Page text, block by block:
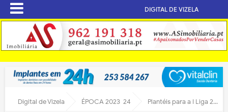
DIGITAL DE VIZELA
Digital de Vizela ÉPOCA 2023-24 Plantéis para a I Liga 2023-2024